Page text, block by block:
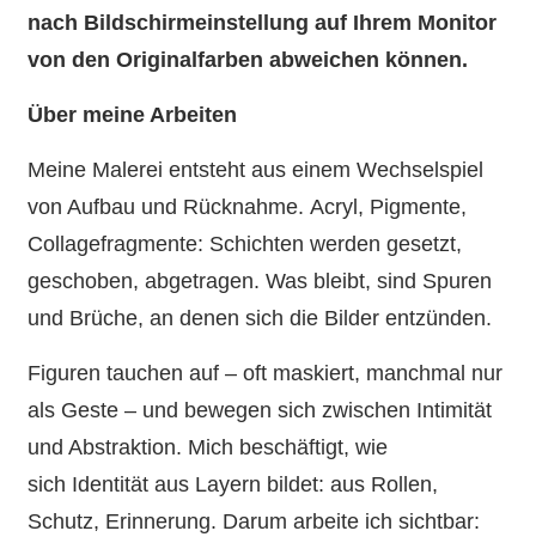
nach Bildschirmeinstellung auf Ihrem Monitor
von den Originalfarben abweichen können.
Über meine Arbeiten
Meine Malerei entsteht aus einem Wechselspiel
von Aufbau und Rücknahme. Acryl, Pigmente,
Collagefragmente: Schichten werden gesetzt,
geschoben, abgetragen. Was bleibt, sind Spuren
und Brüche, an denen sich die Bilder entzünden.
Figuren tauchen auf – oft maskiert, manchmal nur
als Geste – und bewegen sich zwischen Intimität
und Abstraktion. Mich beschäftigt, wie
sich Identität aus Layern bildet: aus Rollen,
Schutz, Erinnerung. Darum arbeite ich sichtbar: